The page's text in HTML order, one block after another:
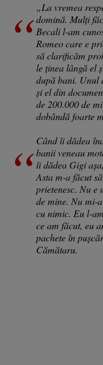
„La vremea
domină. Mulți
Becali l-am
Romeo care e
să clarificăm
le ținea lângă el
după bani. Unul
și el din
de 200.000 de
dobândă foarte
Când îi dădea
banii veneau
îi dădea Gigi
Asta m-a făcut
prietenesc. Nu e
de mine. Nu mi-
cu nimic. Eu l-
ce am făcut, eu
pachete în
Cămătaru.